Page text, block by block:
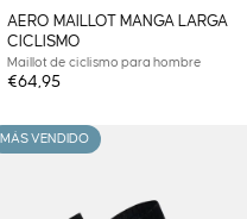
AERO MAILLOT MANGA LARGA
CICLISMO
Maillot de ciclismo para hombre
€64,95
MÁS VENDIDO